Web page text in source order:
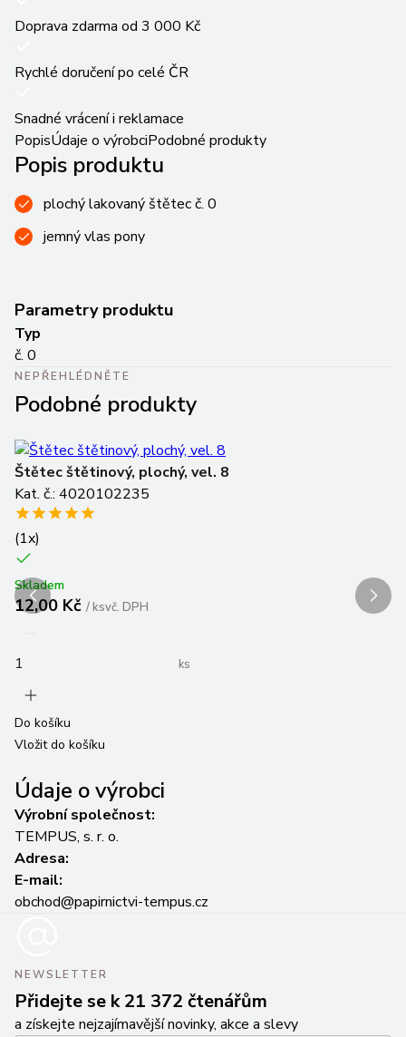
Doprava zdarma od 3 000 Kč
Rychlé doručení po celé ČR
Snadné vrácení i reklamace
PopisÚdaje o výrobciPodobné produkty
Popis produktu
plochý lakovaný štětec č. 0
jemný vlas pony
Parametry produktu
Typ
č. 0
NEPŘEHLÉDNĚTE
Podobné produkty
Štětec štětinový, plochý, vel. 8
Kat. č.: 4020102235
(1x)
Skladem
12,00 Kč /ksvč. DPH
ks
Do košíku
Vložit do košíku
Údaje o výrobci
Výrobní společnost:
TEMPUS, s. r. o.
Adresa:
E-mail:
obchod@papirnictvi-tempus.cz
NEWSLETTER
Přidejte se k 21 372 čtenářům
a získejte nejzajímavější novinky, akce a slevy